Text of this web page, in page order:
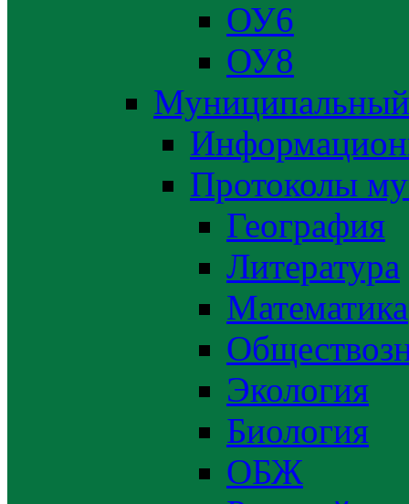
ОУ6
ОУ8
Муниципальный
Протоколы
География
Литература
Математика
Экология
Биология
ОБЖ